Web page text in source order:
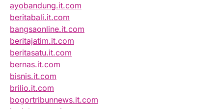
ayobandung.it.com
beritabali.it.com
bangsaonline.it.com
beritajatim.it.com
beritasatu.it.com
bernas.it.com
bisnis.it.com
brilio.it.com
bogortribunnews.it.com